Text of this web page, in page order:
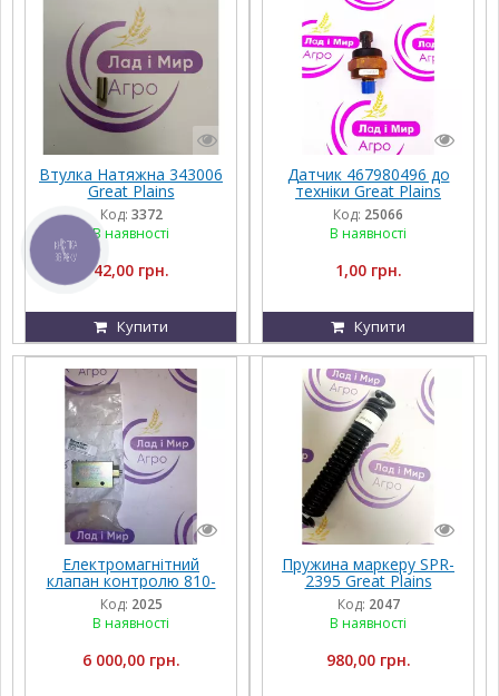
Втулка Натяжна 343006
Great Plains
Код: 3372
В наявності
42,00 грн.
Купити
Датчик 467980496 до
техніки Great Plains
Код: 25066
В наявності
1,00 грн.
Купити
Електромагнітний
клапан контролю 810-
445C Great Plains, NTA
Код: 2025
В наявності
6 000,00 грн.
Пружина маркеру SPR-
2395 Great Plains
Код: 2047
В наявності
980,00 грн.
КНОПКА
ЗВ'ЯЗКУ